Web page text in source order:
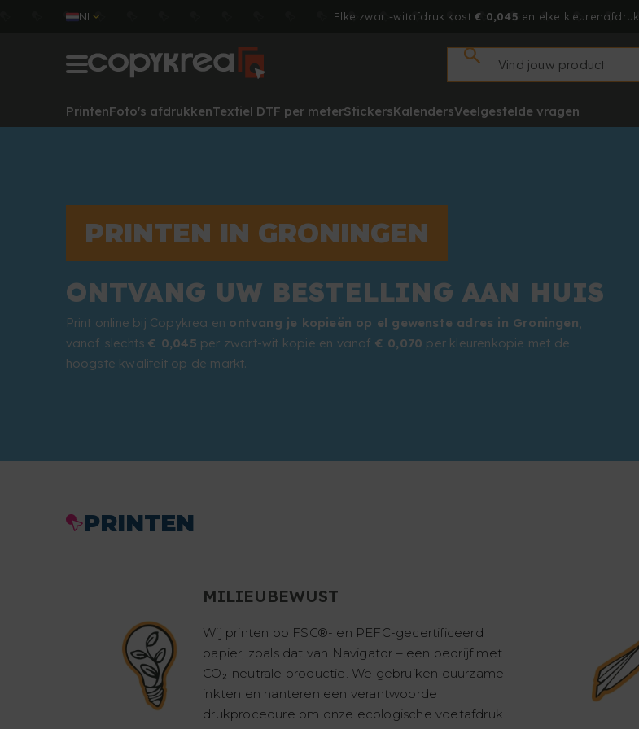
NL Elke zwart-witafdruk kost€ 0,045 en elke kleurenafdruk
PrintenFoto's afdrukkenTextiel DTF per meterStickersKalendersVeelgestelde vragen
PRINTEN IN GRONINGEN
ONTVANG UW BESTELLING AAN HUIS
Print online bij Copykrea en ontvang je kopieën op el gewenste adres in Groningen
vanaf slechts€ 0,045 per zwart-wit kopie en vanaf € 0,070 per kleurenkopie met de
hoogste kwaliteit op de markt.
PRINTEN
MILIEUBEWUST
Wij printen op FSC®- en PEFC-gecertificeerd
papier, zoals dat van Navigator – een bedrijf met
CO₂-neutrale productie. We gebruiken duurzame
inkten en hanteren een verantwoorde
drukprocedure om onze ecologische voetafdruk